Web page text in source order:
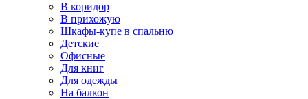
В коридор
В прихожую
Шкафы-купе в спальню
Детские
Офисные
Для книг
Для одежды
На балкон